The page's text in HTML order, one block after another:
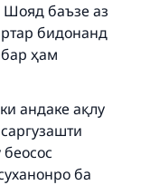
Шояд баъзе аз
бидонанд
ҳам
андаке ақлу
ба